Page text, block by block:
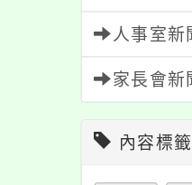
人事室新
家長會新
內容標籤